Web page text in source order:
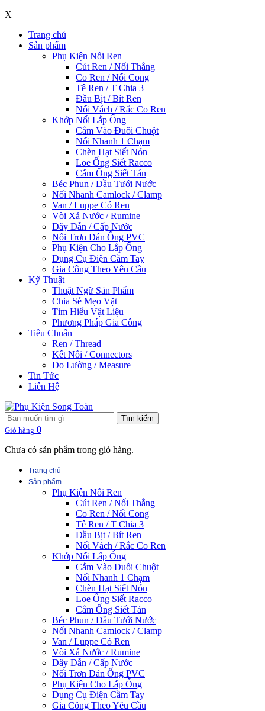
X
Trang chủ
Sản phẩm
Phụ Kiện Nối Ren
Cút Ren / Nối Thẳng
Co Ren / Nối Cong
Tê Ren / T Chia 3
Đầu Bịt / Bít Ren
Nối Vách / Rắc Co Ren
Khớp Nối Lắp Ống
Cắm Vào Đuôi Chuột
Nối Nhanh 1 Chạm
Chèn Hạt Siết Nón
Loe Ống Siết Racco
Cắm Ống Siết Tán
Béc Phun / Đầu Tưới Nước
Nối Nhanh Camlock / Clamp
Van / Luppe Có Ren
Vòi Xả Nước / Rumine
Dây Dẫn / Cấp Nước
Nối Trơn Dán Ống PVC
Phụ Kiện Cho Lắp Ống
Dụng Cụ Điện Cầm Tay
Gia Công Theo Yêu Cầu
Kỹ Thuật
Thuật Ngữ Sản Phẩm
Chia Sẻ Mẹo Vặt
Tìm Hiểu Vật Liệu
Phương Pháp Gia Công
Tiêu Chuẩn
Ren / Thread
Kết Nối / Connectors
Đo Lường / Measure
Tin Tức
Liên Hệ
Tìm kiếm
Giỏ hàng 0
Chưa có sản phẩm trong giỏ hàng.
Trang chủ
Sản phẩm
Phụ Kiện Nối Ren
Cút Ren / Nối Thẳng
Co Ren / Nối Cong
Tê Ren / T Chia 3
Đầu Bịt / Bít Ren
Nối Vách / Rắc Co Ren
Khớp Nối Lắp Ống
Cắm Vào Đuôi Chuột
Nối Nhanh 1 Chạm
Chèn Hạt Siết Nón
Loe Ống Siết Racco
Cắm Ống Siết Tán
Béc Phun / Đầu Tưới Nước
Nối Nhanh Camlock / Clamp
Van / Luppe Có Ren
Vòi Xả Nước / Rumine
Dây Dẫn / Cấp Nước
Nối Trơn Dán Ống PVC
Phụ Kiện Cho Lắp Ống
Dụng Cụ Điện Cầm Tay
Gia Công Theo Yêu Cầu